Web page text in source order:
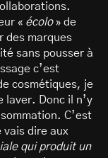
« écolo» de
des marques
sans pousser à
c’est
cosmétiques, je
laver. Donc il n’y
C’est
vais dire aux
qui produit un